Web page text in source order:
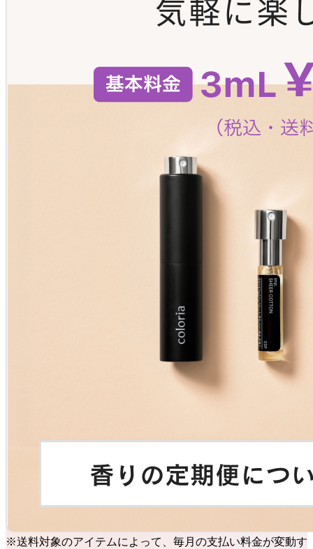
※送料対象のアイテムによって、毎月の支払い料金が変動す